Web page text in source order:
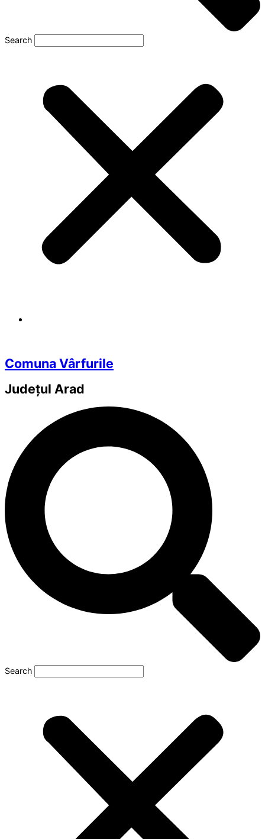
Search
Comuna Vârfurile
Județul Arad
Search